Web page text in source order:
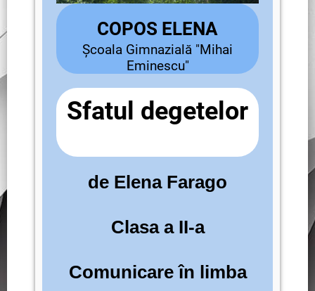
COPOS ELENA
Școala Gimnazială "Mihai
Eminescu"
Sfatul degetelor
de Elena Farago
Clasa a II-a
Comunicare în limba